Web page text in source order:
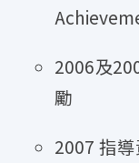
2006及
勵
2007 指